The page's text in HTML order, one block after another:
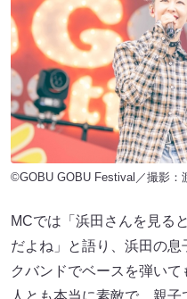
©GOBU GOBU Festival／撮影：
MCでは「浜田さんを見る
だよね」と語り、浜田の
クバンドでベースを弾い
人とも本当に素敵で、親